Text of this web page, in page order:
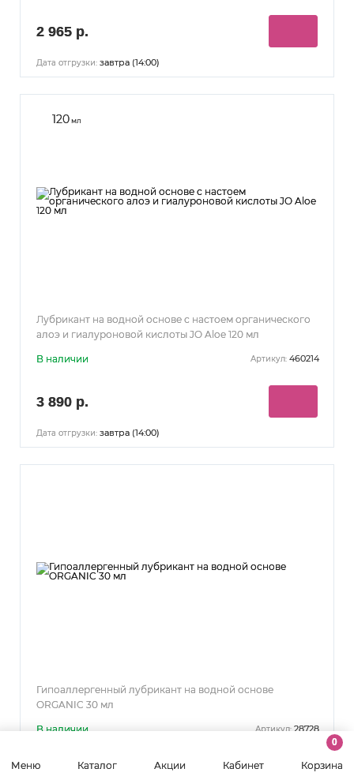
Меню Каталог Акции Кабинет
0
Корзина
2 965 р.
Дата отгрузки: завтра (14:00)
120мл
Лубрикант на водной основе с настоем органического
алоэ и гиалуроновой кислоты JO Aloe 120 мл
В наличии Артикул: 460214
3 890 р.
Дата отгрузки: завтра (14:00)
Гипоаллергенный лубрикант на водной основе
ORGANIC 30 мл
В наличии Артикул: 28728
495 р.